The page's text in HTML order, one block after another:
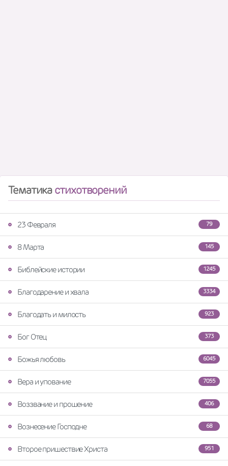
Тематикастихотворений
79
23 Февраля
145
8 Марта
1245
Библейские истории
3334
Благодарение и хвала
923
Благодать и милость
373
Бог Отец
6045
Божья любовь
7055
Вера и упование
406
Воззвание и прошение
68
Вознесение Господне
951
Второе пришествие Христа